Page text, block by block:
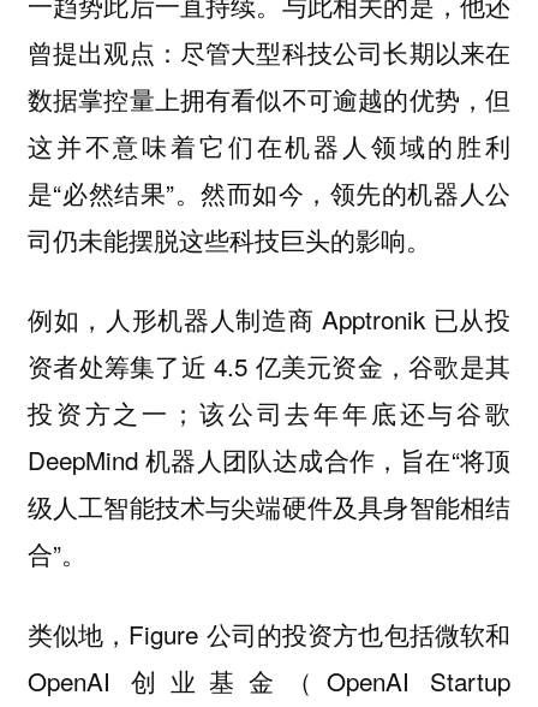
曾提出观点：尽管大型科技公司长期以来在
数据掌控量上拥有看似不可逾越的优势，但
这并不意味着它们在机器人领域的胜利
是“必然结果”。然而如今，领先的机器人公
司仍未能摆脱这些科技巨头的影响。
例如，人形机器人制造商 Apptronik 已从投
资者处筹集了近 4.5 亿美元资金，谷歌是其
投资方之一；该公司去年年底还与谷歌
DeepMind 机器人团队达成合作，旨在“将顶
级人工智能技术与尖端硬件及具身智能相结
合”。
类似地，Figure 公司的投资方也包括微软和
OpenAI 创业基金（OpenAI Startup